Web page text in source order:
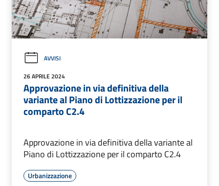
AVVISI
26 APRILE 2024
Approvazione in via definitiva della
variante al Piano di Lottizzazione per il
comparto C2.4
Approvazione in via definitiva della variante al
Piano di Lottizzazione per il comparto C2.4
Urbanizzazione